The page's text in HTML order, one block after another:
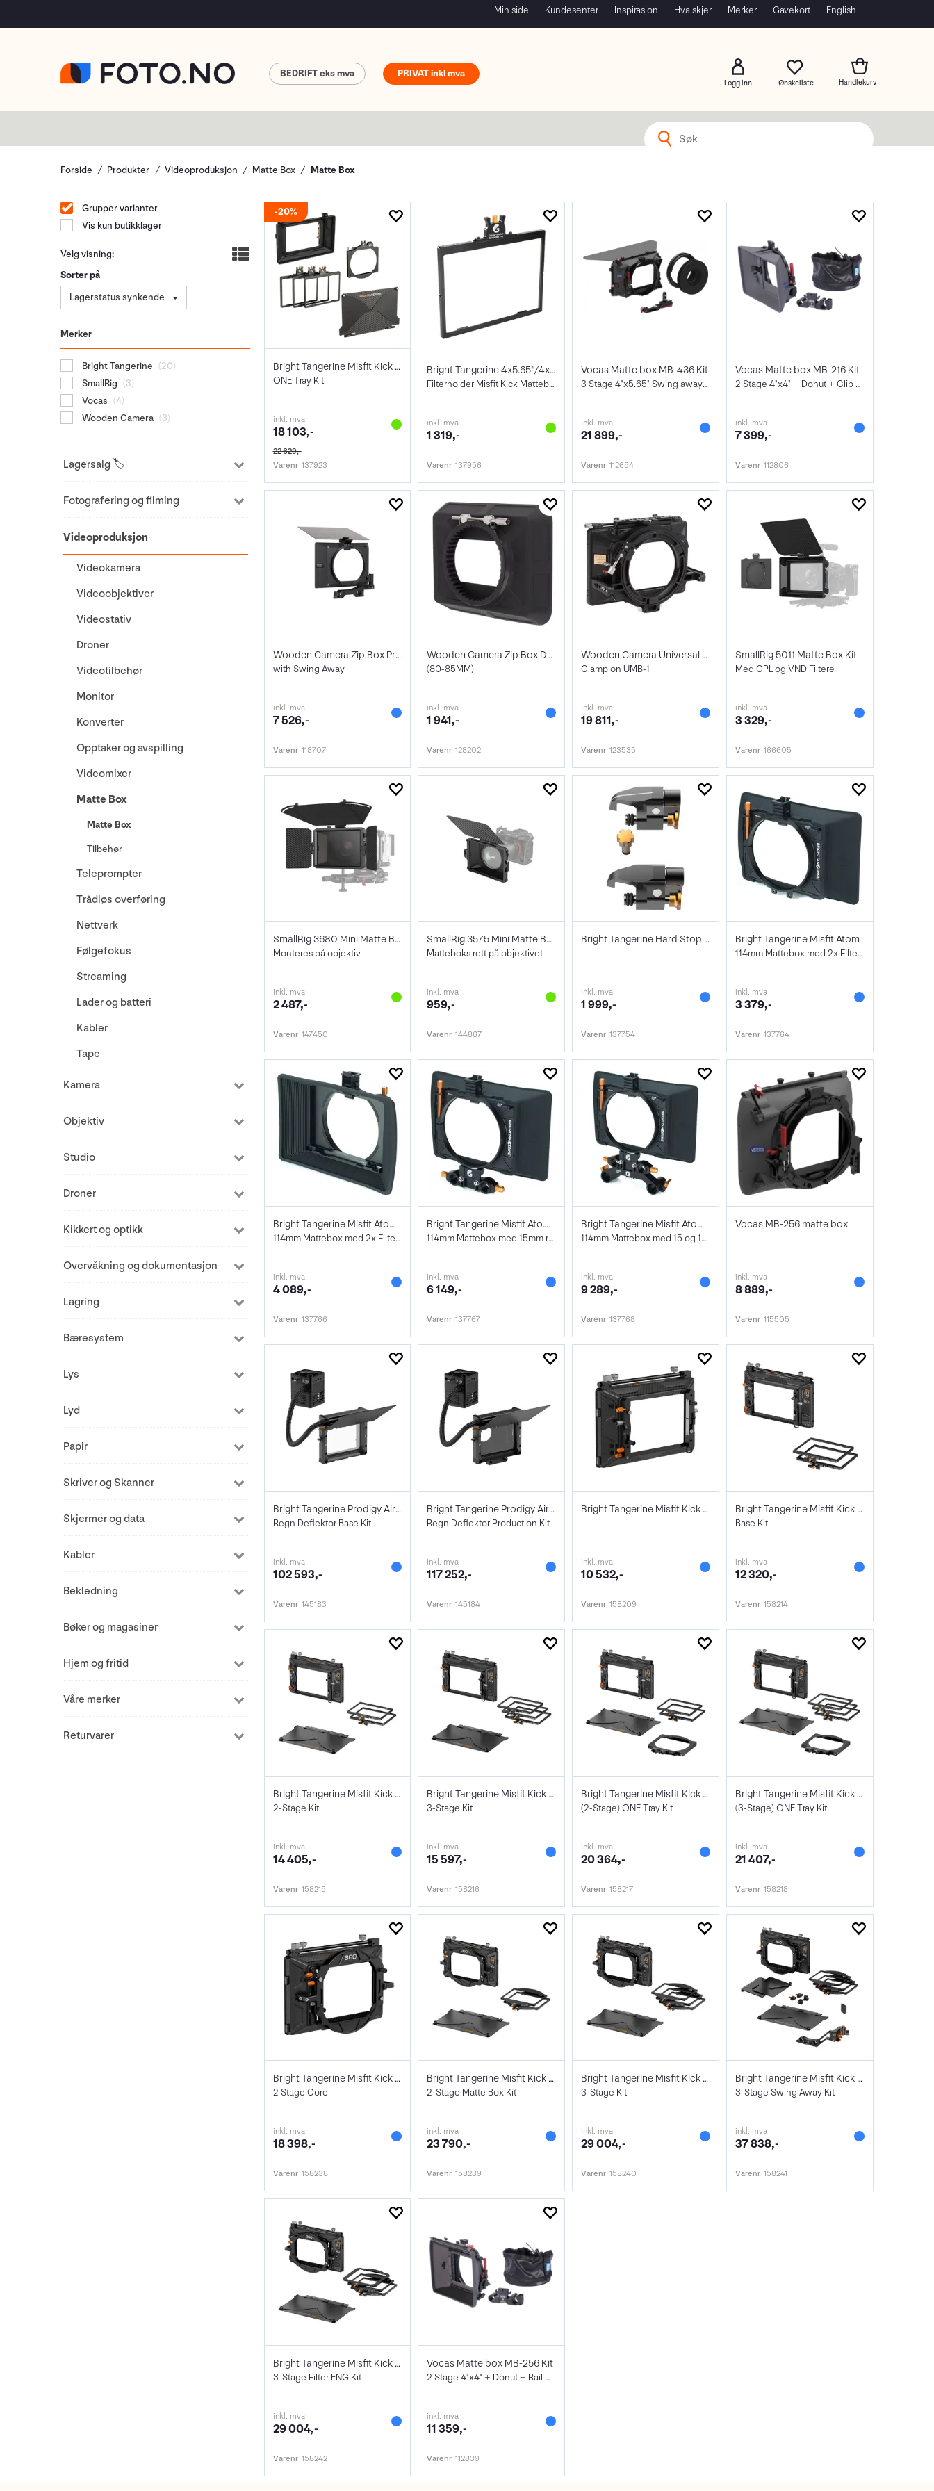
Min side Kundesenter Inspirasjon Hva skjer Merker Gavekort English
Logg inn
PRIVAT
BEDRIFT
Forside Produkter Videoproduksjon Matte Box Matte Box
Grupper varianter
Vis kun butikklager
Velg visning:
Sorter på
Lagerstatus synkende
Merker
Bright Tangerine (20)
SmallRig (3)
Vocas (4)
Wooden Camera (3)
Lagersalg 🏷️
Fotografering og filming
Videoproduksjon
Videokamera
Videoobjektiver
Videostativ
Droner
Videotilbehør
Monitor
Konverter
Opptaker og avspilling
Videomixer
Matte Box
Matte Box
Tilbehør
Teleprompter
Trådløs overføring
Nettverk
Følgefokus
Streaming
Lader og batteri
Kabler
Tape
Kamera
Objektiv
Studio
Droner
Kikkert og optikk
Overvåkning og dokumentasjon
Lagring
Bæresystem
Lys
Lyd
Papir
Skriver og Skanner
Skjermer og data
Kabler
Bekledning
Bøker og magasiner
Hjem og fritid
Våre merker
Returvarer
20%
Bright Tangerine Misfit Kick (3-Stage)
ONE Tray Kit
inkl. mva
18 103,-
22 629,-
Varenr 137923
Bright Tangerine 4x5.65"/4x4" FilterTray
Filterholder Misfit Kick Mattebox
inkl. mva
1 319,-
Varenr 137956
Vocas Matte box MB-436 Kit
3 Stage 4"x5.65" Swing away + Donut
inkl. mva
21 899,-
Varenr 112654
Vocas Matte box MB-216 Kit
2 Stage 4"x4" + Donut + Clip On
inkl. mva
7 399,-
Varenr 112806
Wooden Camera Zip Box Pro 4x5.65
with Swing Away
inkl. mva
7 526,-
Varenr 118707
Wooden Camera Zip Box Double 4X5.65
(80-85MM)
inkl. mva
1 941,-
Varenr 128202
Wooden Camera Universal Mattebox
Clamp on UMB-1
inkl. mva
19 811,-
Varenr 123535
SmallRig 5011 Matte Box Kit
Med CPL og VND Filtere
inkl. mva
3 329,-
Varenr 166605
SmallRig 3680 Mini Matte Box Pro
Monteres på objektiv
inkl. mva
2 487,-
Varenr 147450
SmallRig 3575 Mini Matte Box Lite
Matteboks rett på objektivet
inkl. mva
959,-
Varenr 144867
Bright Tangerine Hard Stop Pack
inkl. mva
1 999,-
Varenr 137754
Bright Tangerine Misfit Atom
114mm Mattebox med 2x Filter frames
inkl. mva
3 379,-
Varenr 137764
Bright Tangerine Misfit Atom Tilt Kit
114mm Mattebox med 2x Filter fester
inkl. mva
4 089,-
Varenr 137766
Bright Tangerine Misfit Atom Kit 15
114mm Mattebox med 15mm rods feste
inkl. mva
6 149,-
Varenr 137767
Bright Tangerine Misfit Atom Kit 19
114mm Mattebox med 15 og 19mm rods feste
inkl. mva
9 289,-
Varenr 137768
Vocas MB-256 matte box
inkl. mva
8 889,-
Varenr 115505
Bright Tangerine Prodigy Air Deflector
Regn Deflektor Base Kit
inkl. mva
102 593,-
Varenr 145183
Bright Tangerine Prodigy Air Deflector
Regn Deflektor Production Kit
inkl. mva
117 252,-
Varenr 145184
Bright Tangerine Misfit Kick Mk II Core
inkl. mva
10 532,-
Varenr 158209
Bright Tangerine Misfit Kick Mk II
Base Kit
inkl. mva
12 320,-
Varenr 158214
Bright Tangerine Misfit Kick Mk II
2-Stage Kit
inkl. mva
14 405,-
Varenr 158215
Bright Tangerine Misfit Kick Mk II
3-Stage Kit
inkl. mva
15 597,-
Varenr 158216
Bright Tangerine Misfit Kick Mk II
(2-Stage) ONE Tray Kit
inkl. mva
20 364,-
Varenr 158217
Bright Tangerine Misfit Kick Mk II
(3-Stage) ONE Tray Kit
inkl. mva
21 407,-
Varenr 158218
Bright Tangerine Misfit Kick 360 Mk II
2 Stage Core
inkl. mva
18 398,-
Varenr 158238
Bright Tangerine Misfit Kick 360 Mk II
2-Stage Matte Box Kit
inkl. mva
23 790,-
Varenr 158239
Bright Tangerine Misfit Kick 360 Mk II
3-Stage Kit
inkl. mva
29 004,-
Varenr 158240
Bright Tangerine Misfit Kick 360 Mk II
3-Stage Swing Away Kit
inkl. mva
37 838,-
Varenr 158241
Bright Tangerine Misfit Kick 360 Mk II
3-Stage Filter ENG Kit
inkl. mva
29 004,-
Varenr 158242
Vocas Matte box MB-256 Kit
2 Stage 4"x4" + Donut + Rail Adapter
inkl. mva
11 359,-
Varenr 112839